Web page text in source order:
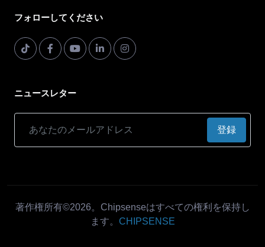
フォローしてください
ニュースレター
登録
著作権所有©2026。Chipsenseはすべての権利を保持し
ます。 CHIPSENSE